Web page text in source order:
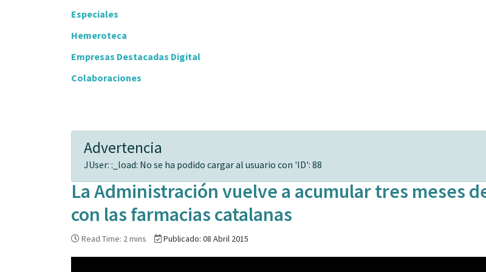
Especiales
Hemeroteca
Empresas Destacadas Digital
Colaboraciones
Advertencia
JUser: :_load: No se ha podido cargar al usuario con 'ID': 88
La Administración vuelve a acumular tres meses
con las farmacias catalanas
Read Time: 2 mins Publicado: 08 Abril 2015